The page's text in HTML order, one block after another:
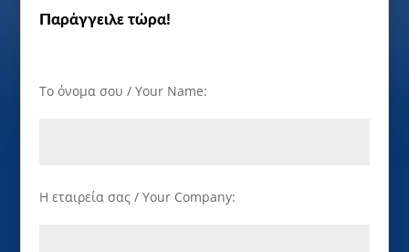
Παράγγειλε τώρα!
Το όνομα σου / Your Name:
Η εταιρεία σας / Your Company: